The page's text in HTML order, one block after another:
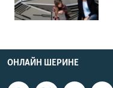
ОНЛАЙН ШЕРИНЕ